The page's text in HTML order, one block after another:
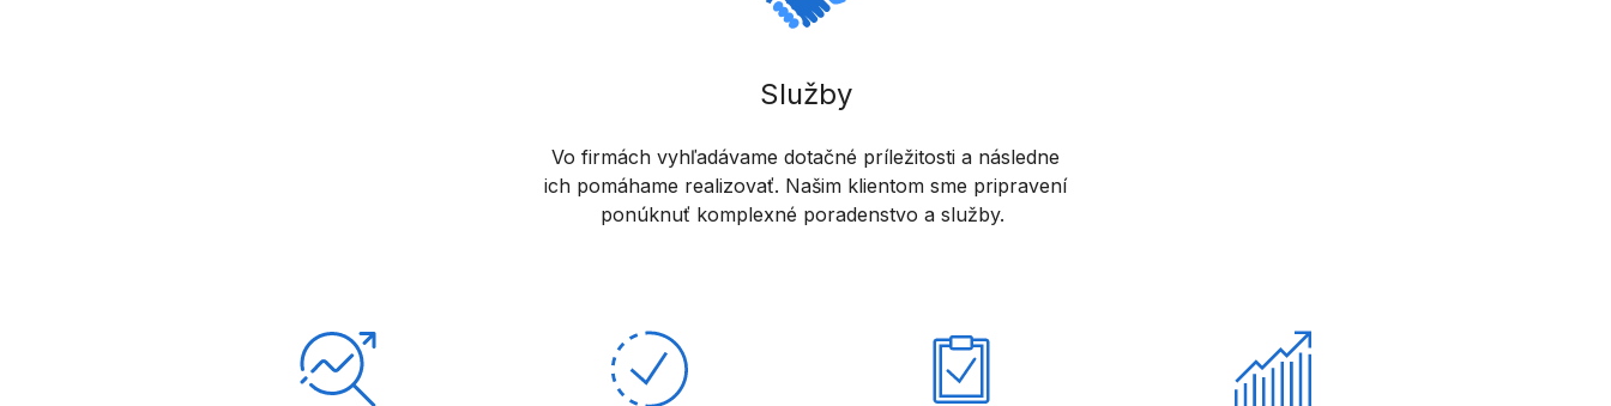
Služby
Vo firmách vyhľadávame dotačné príležitosti a následne
ich pomáhame realizovať. Našim klientom sme pripravení
ponúknuť komplexné poradenstvo a služby.